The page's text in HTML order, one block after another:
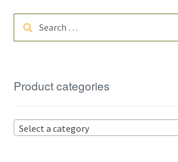
Search
Product categories
Select a category